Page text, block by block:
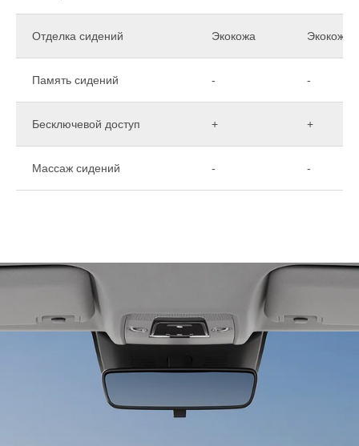
Отделка сидений Экокожа Экокожа
Память сидений - -
Бесключевой доступ + +
Массаж сидений - -